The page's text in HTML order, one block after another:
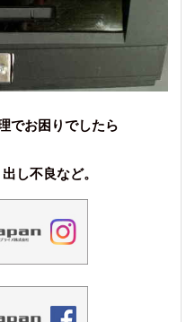
でお困りでしたら
し不良など。